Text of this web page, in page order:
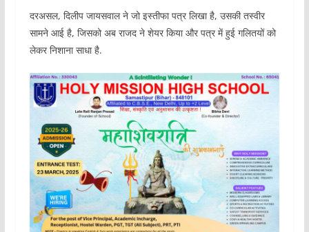
दरअसल, दिलीप जायसवाल ने जो इस्तीफा पत्र लिखा है, उसकी तस्वीर
सामने आई है, जिसको अब राजद ने शेयर किया और पत्र में हुई गलितयों को
लेकर निशाना साधा है.